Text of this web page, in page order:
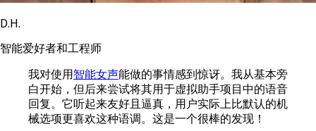
D.H.
智能爱好者和工程师
我对使用智能女声能做的事情感到惊讶。我从基本旁
白开始，但后来尝试将其用于虚拟助手项目中的语音
回复。它听起来友好且逼真，用户实际上比默认的机
械选项更喜欢这种语调。这是一个很棒的发现！